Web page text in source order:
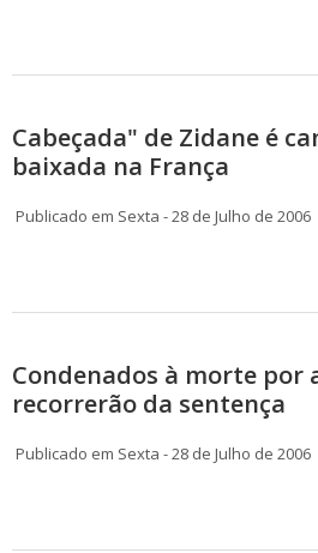
Cabeçada" de Zidane é
baixada na França
Publicado em Sexta - 28 de Julho de 2006
Condenados à morte por
recorrerão da sentença
Publicado em Sexta - 28 de Julho de 2006